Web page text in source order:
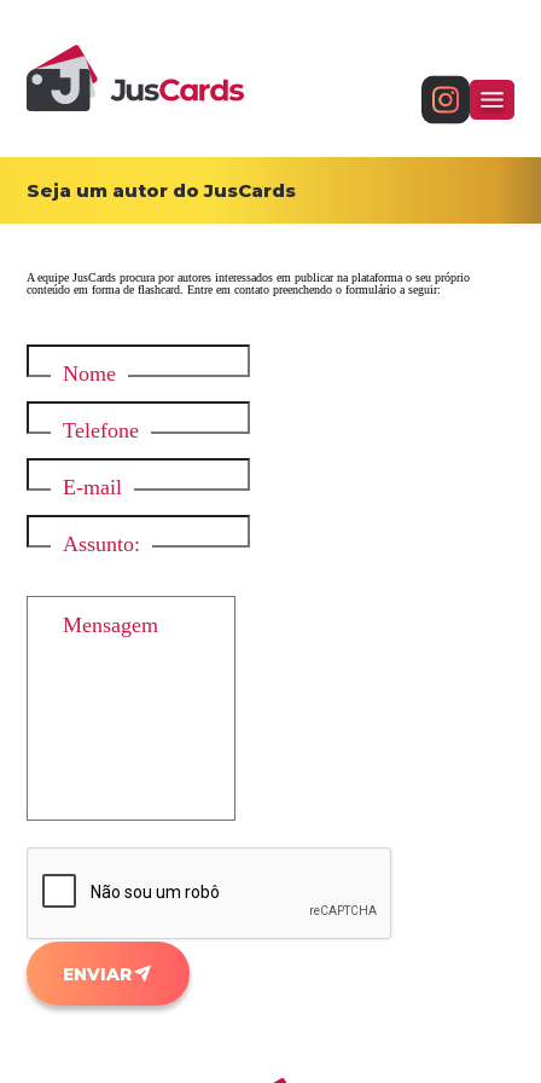
Seja um autor do JusCards
A equipe JusCards procura por autores interessados em publicar na plataforma o seu próprio
conteúdo em forma de flashcard. Entre em contato preenchendo o formulário a seguir:
Nome
Telefone
E-mail
Assunto:
Mensagem
ENVIAR